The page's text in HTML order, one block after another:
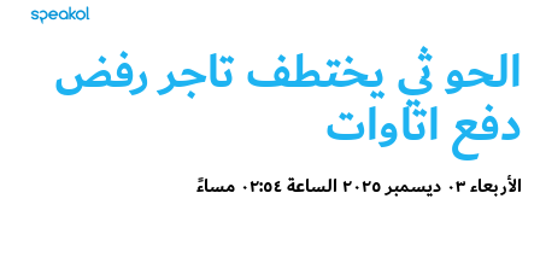
الحو ثي يختطف تاجر رفض
دفع اتاوات
الأربعاء ٠٣ ديسمبر ٢٠٢٥ الساعة ٠٢:٥٤ مساءً